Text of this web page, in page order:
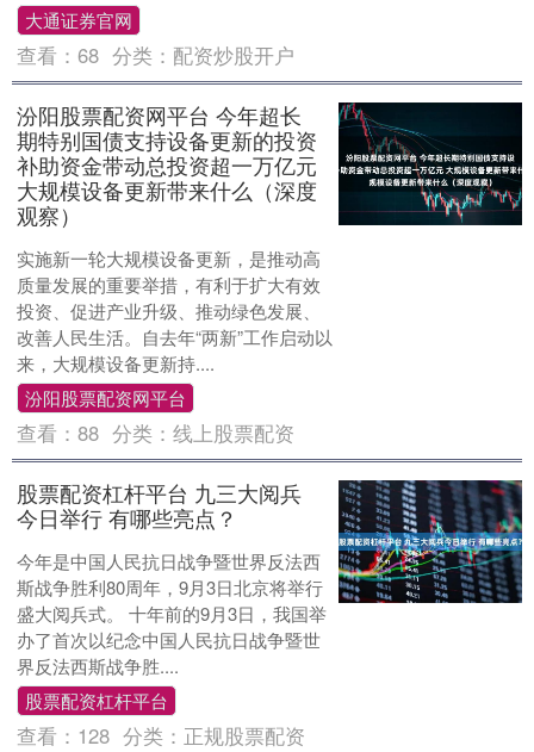
大通证券官网
查看：68 分类： 配资炒股开户
汾阳股票配资网平台 今年超长
期特别国债支持设备更新的投资
补助资金带动总投资超一万亿元
大规模设备更新带来什么（深度
观察）
实施新一轮大规模设备更新，是推动高
质量发展的重要举措，有利于扩大有效
投资、促进产业升级、推动绿色发展、
改善人民生活。自去年“两新”工作启动以
来，大规模设备更新持....
汾阳股票配资网平台
查看：88 分类：线上股票配资
股票配资杠杆平台 九三大阅兵
今日举行 有哪些亮点？
今年是中国人民抗日战争暨世界反法西
斯战争胜利80周年，9月3日北京将举行
盛大阅兵式。 十年前的9月3日，我国举
办了首次以纪念中国人民抗日战争暨世
界反法西斯战争胜....
股票配资杠杆平台
查看： 128 分类： 正规股票配资